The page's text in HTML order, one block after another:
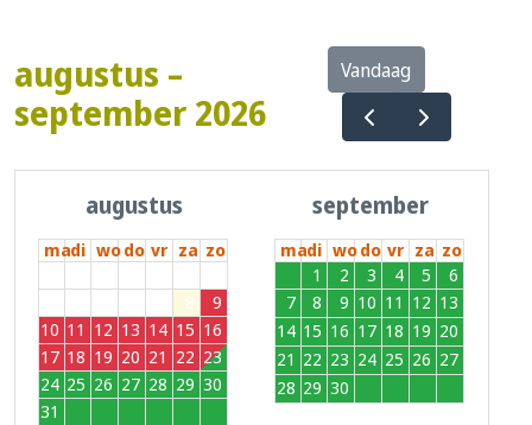
augustus –
september 2026
Vandaag
augustus
madi wodo vr za zo
8
9
10 11 12 13 14 15 16
17 18 19 20 21 22 23
24 25 26 27 28 29 30
31
september
madi wodo vr za zo
1 2 3 4 5
6
7
8 9 10 11 12 13
14 15 16 17 18 19 20
21 22 23 24 25 26 27
28 29 30